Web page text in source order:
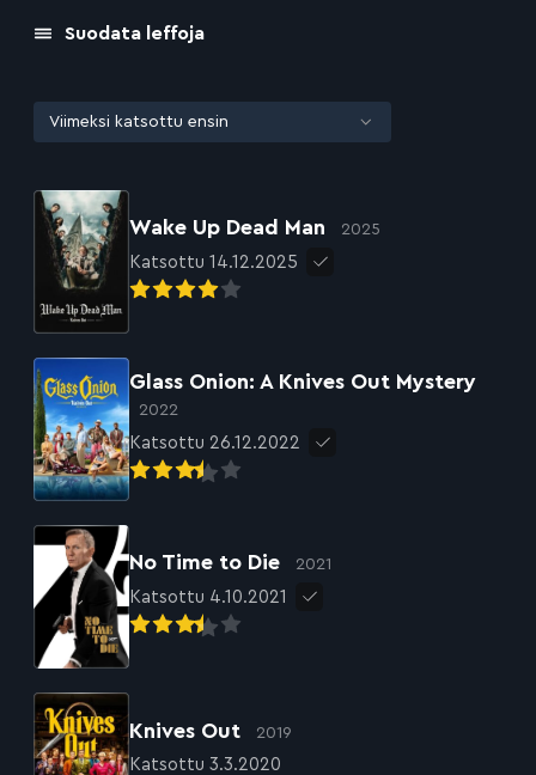
Suodata leffoja
Wake Up Dead Man 2025
Katsottu 14.12.2025
Glass Onion: A Knives Out Mystery
2022
Katsottu 26.12.2022
No Time to Die 2021
Katsottu 4.10.2021
Knives Out 2019
Katsottu 3.3.2020